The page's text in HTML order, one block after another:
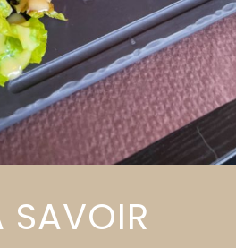
SAVOIR